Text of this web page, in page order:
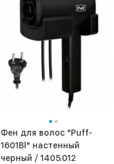
Фен для волос "Puff-
1601Bl" настенный
черный / 1405.012